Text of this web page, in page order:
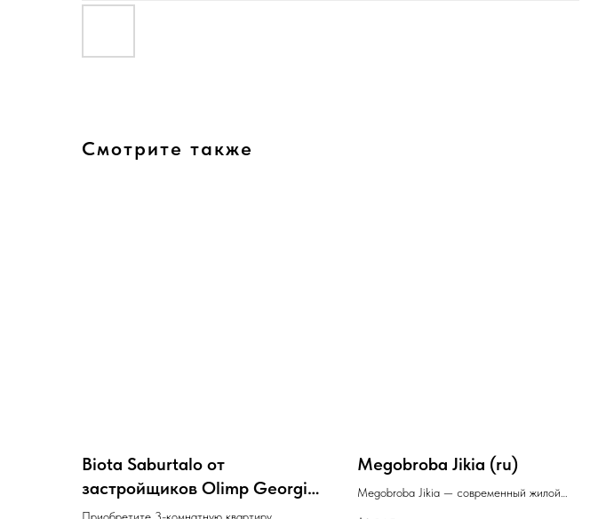
Смотрите также
Biota Saburtalo от
застройщиков Olimp Georgia,
Biota
Megobroba Jikia (ru)
Megobroba Jikia — современный жилой